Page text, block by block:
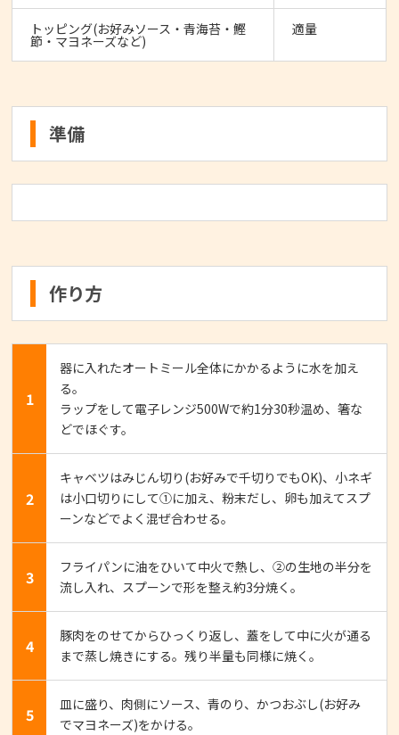
トッピング(お好みソース・青海苔・鰹
節・マヨネーズなど)
適量
準備
作り方
1
器に入れたオートミール全体にかかるように水を加え
る。
ラップをして電子レンジ500Wで約1分30秒温め、箸な
どでほぐす。
2
キャベツはみじん切り(お好みで千切りでもOK)、小ネギ
は小口切りにして①に加え、粉末だし、卵も加えてスプ
ーンなどでよく混ぜ合わせる。
3
フライパンに油をひいて中火で熱し、②の生地の半分を
流し入れ、スプーンで形を整え約3分焼く。
4
豚肉をのせてからひっくり返し、蓋をして中に火が通る
まで蒸し焼きにする。残り半量も同様に焼く。
5
皿に盛り、肉側にソース、青のり、かつおぶし(お好み
でマヨネーズ)をかける。